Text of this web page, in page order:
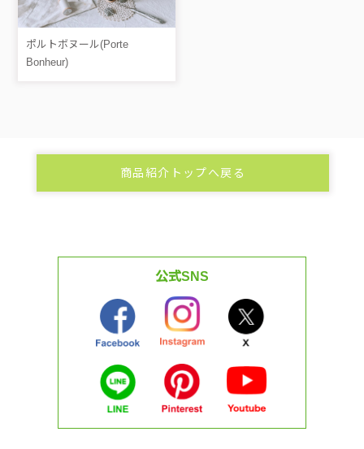
ポルトボヌール(Porte
Bonheur)
商品紹介トップへ戻る
公式SNS